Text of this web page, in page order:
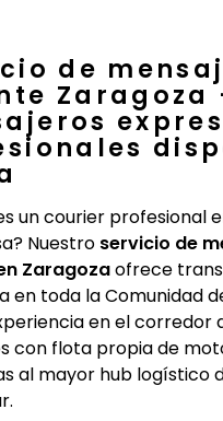
de
Zaragoza
un courier profesional
Nuestro servicio de
Zaragozaofrece
en toda la Comunidad
en el corredor
con flota propia de
al mayor hub logístico